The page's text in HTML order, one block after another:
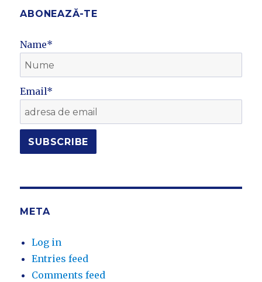
ABONEAZĂ-TE
Name*
Email*
META
Log in
Entries feed
Comments feed